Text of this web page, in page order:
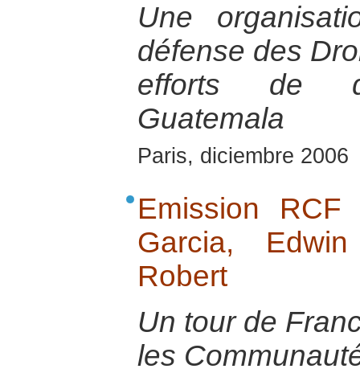
Une
défense des
efforts de
Guatemala
Paris, diciembre 2006
Emission
Garcia,
Robert
Un tour de
les